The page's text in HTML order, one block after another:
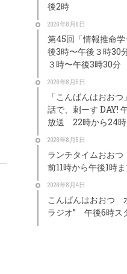
後2時
2026年8月6日
第45回「情報推命
後3時〜午後３時
３時〜午後3時30分
2026年8月5日
「こんばんはおお
話で、刺ーす DAY!
放送 22時から24
2026年8月5日
ランチタイムおお
前11時から午後1時
2026年8月4日
こんばんはおおつ
ラジオ” 午後6時ス